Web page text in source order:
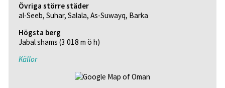
Övriga större städer
al-Seeb, Suhar, Salala, As-Suwayq, Barka
Högsta berg
Jabal shams (3 018 m ö h)
Källor